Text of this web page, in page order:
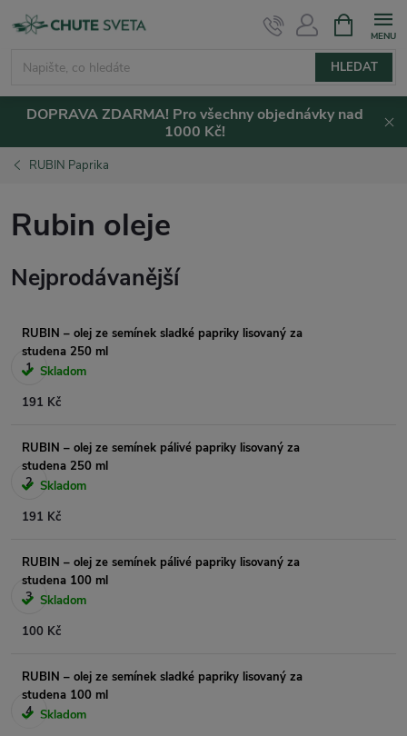
Přejít
HLEDAT
NÁKUPNÍ
KOŠÍK
DOPRAVA ZDARMA! Pro všechny objednávky nad
1000 Kč!
RUBIN Paprika
Rubin oleje
Nejprodávanější
RUBIN – olej ze semínek sladké papriky lisovaný za
studena 250 ml
Skladom
191 Kč
RUBIN – olej ze semínek pálivé papriky lisovaný za
studena 250 ml
Skladom
191 Kč
RUBIN – olej ze semínek pálivé papriky lisovaný za
studena 100 ml
Skladom
100 Kč
RUBIN – olej ze semínek sladké papriky lisovaný za
studena 100 ml
Skladom